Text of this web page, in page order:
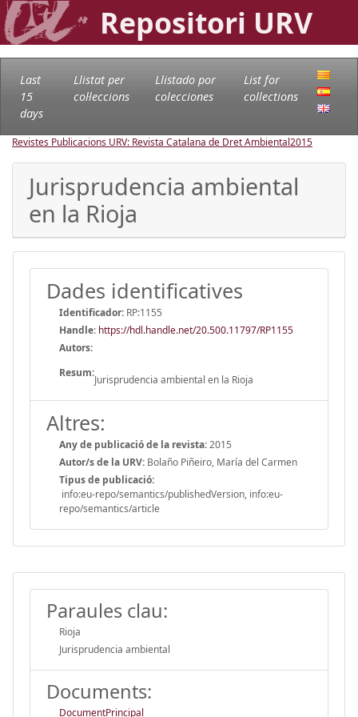
Repositori URV
Last
15
days
Llistat per
col·leccions
Llistado por
colecciones
List for
collections
Revistes Publicacions URV: Revista Catalana de Dret Ambiental2015
Jurisprudencia ambiental
en la Rioja
Dades identificatives
Identificador: RP:1155
Handle: https://hdl.handle.net/20.500.11797/RP1155
Autors:
Resum:
Jurisprudencia ambiental en la Rioja
Altres:
Any de publicació de la revista:2015
Autor/s de la URV: Bolaño Piñeiro, María del Carmen
Tipus de publicació:
info:eu-repo/semantics/publishedVersion, info:eu-
repo/semantics/article
Paraules clau:
Rioja
Jurisprudencia ambiental
Documents:
DocumentPrincipal